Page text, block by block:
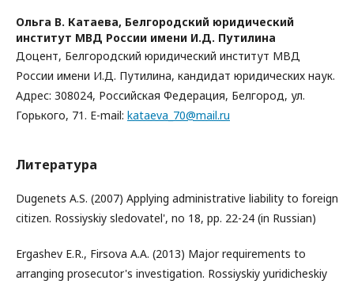
Ольга В. Катаева, Белгородский юридический
институт МВД России имени И.Д. Путилина
Доцент, Белгородский юридический институт МВД
России имени И.Д. Путилина, кандидат юридических наук.
Адрес: 308024, Российская Федерация, Белгород, ул.
Горького, 71. E-mail: kataeva_70@mail.ru
Литература
Dugenets A.S. (2007) Applying administrative liability to foreign
citizen. Rossiyskiy sledovatel', no 18, pp. 22-24 (in Russian)
Ergashev E.R., Firsova A.A. (2013) Major requirements to
arranging prosecutor's investigation. Rossiyskiy yuridicheskiy